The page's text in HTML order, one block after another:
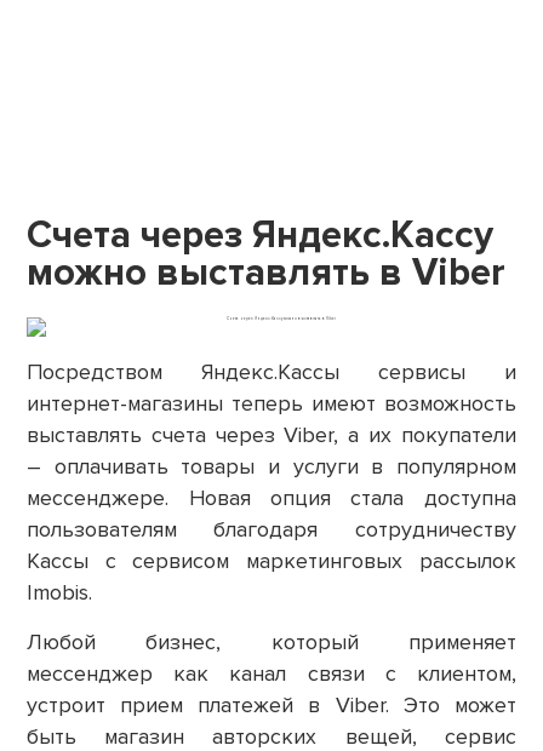
Счета через Яндекс.Кассу
можно выставлять в Viber
Посредством Яндекс.Кассы сервисы и
интернет-магазины теперь имеют возможность
выставлять счета через Viber, а их покупатели
– оплачивать товары и услуги в популярном
мессенджере. Новая опция стала доступна
пользователям благодаря сотрудничеству
Кассы с сервисом маркетинговых рассылок
Imobis.
Любой бизнес, который применяет
мессенджер как канал связи с клиентом,
устроит прием платежей в Viber. Это может
быть магазин авторских вещей, сервис